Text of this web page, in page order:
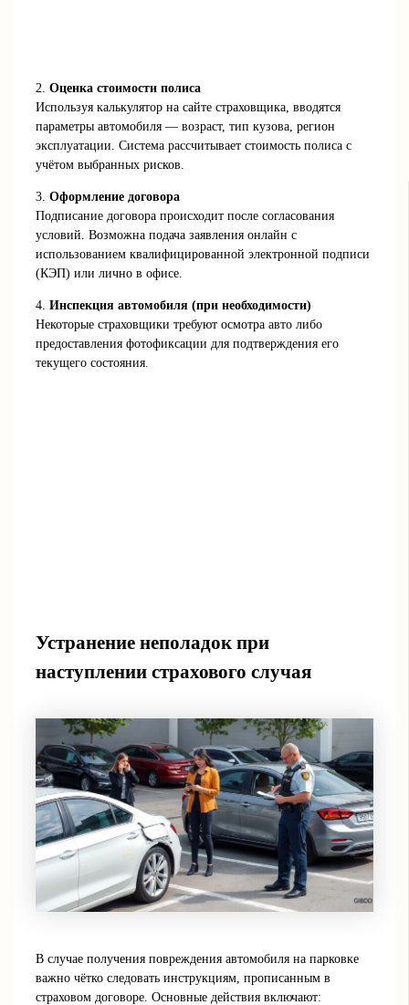
2.Оценка стоимости полиса
Используя калькулятор на сайте страховщика, вводятся
параметры автомобиля — возраст, тип кузова, регион
эксплуатации. Система рассчитывает стоимость полиса с
учётом выбранных рисков.
3.Оформление договора
Подписание договора происходит после согласования
условий. Возможна подача заявления онлайн с
использованием квалифицированной электронной подписи
(КЭП) или лично в офисе.
4.Инспекция автомобиля (при необходимости)
Некоторые страховщики требуют осмотра авто либо
предоставления фотофиксации для подтверждения его
текущего состояния.
Устранение неполадок при
наступлении страхового случая
В случае получения повреждения автомобиля на парковке
важно чётко следовать инструкциям, прописанным в
страховом договоре. Основные действия включают: